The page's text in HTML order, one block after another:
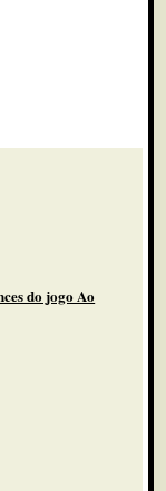
do jogo Ao